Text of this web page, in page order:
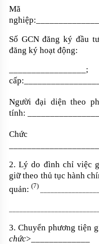
Mã
Số GCN đăng ký đầu
đăng ký hoạt động:
_________________;
Người đại diện theo
tính:
2. Lý do đìnhchỉ việc
giữ theo thủ tục hành
quản: (7)
3. Chuyển phương tiện
chức>_____________